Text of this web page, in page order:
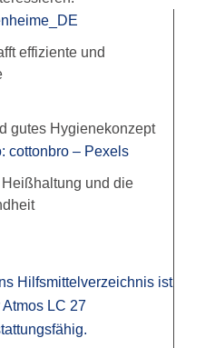
effiziente und
gutes Hygienekonzept
und die